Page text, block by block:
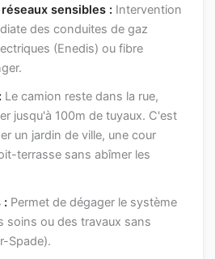
sensibles : Intervention
des conduites de gaz
(Enedis) ou fibre
Le camion reste dans la rue,
jusqu'à 100m de tuyaux. C'est
un jardin de ville, une cour
terrasse sans abîmer les
: Permet de dégager le système
soins ou des travaux sans
Spade).